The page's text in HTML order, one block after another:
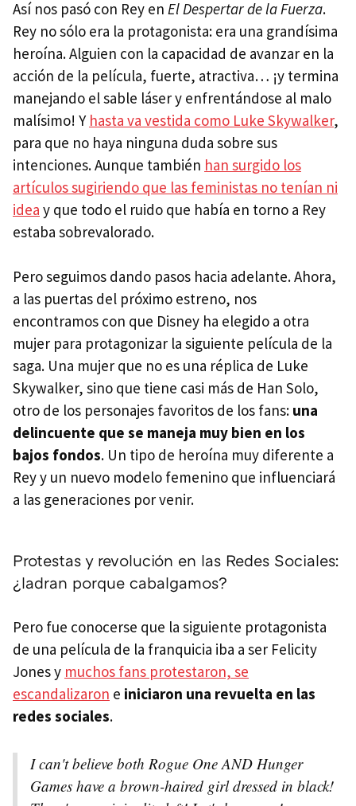
Así nos pasó con Rey en El Despertar de la Fuerza.
Rey no sólo era la protagonista: era una grandísima
heroína. Alguien con la capacidad de avanzar en la
acción de la película, fuerte, atractiva… ¡y termina
manejando el sable láser y enfrentándose al malo
malísimo! Y hasta va vestida como Luke Skywalker,
para que no haya ninguna duda sobre sus
intenciones. Aunque también han surgido los
artículos sugiriendo que las feministas no tenían ni
idea y que todo el ruido que había en torno a Rey
estaba sobrevalorado.
Pero seguimos dando pasos hacia adelante. Ahora,
a las puertas del próximo estreno, nos
encontramos con que Disney ha elegido a otra
mujer para protagonizar la siguiente película de la
saga. Una mujer que no es una réplica de Luke
Skywalker, sino que tiene casi más de Han Solo,
otro de los personajes favoritos de los fans: una
delincuente que se maneja muy bien en los
bajos fondos. Un tipo de heroína muy diferente a
Rey y un nuevo modelo femenino que influenciará
a las generaciones por venir.
Protestas y revolución en las Redes Sociales:
¿ladran porque cabalgamos?
Pero fue conocerse que la siguiente protagonista
de una película de la franquicia iba a ser Felicity
Jones y muchos fans protestaron, se
escandalizaron e iniciaron una revuelta en las
redes sociales.
I can't believe both Rogue One AND Hunger
Games have a brown-haired girl dressed in black!